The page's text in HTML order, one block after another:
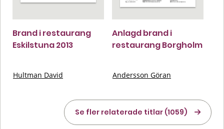
Brand i restaurang
Eskilstuna 2013
Hultman David
Anlagd brand i
restaurang Borgholm
Andersson Göran
Se fler relaterade titlar (1059)